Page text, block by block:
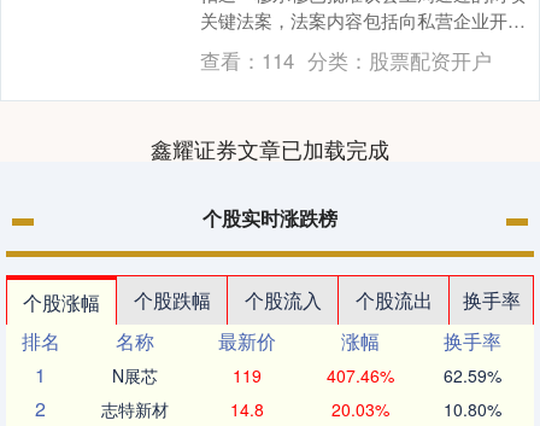
关键法案，法案内容包括向私营企业开放
核电领域兴业策略，以及取消保险业外资
投资上限。 总统....
查看： 114 分类： 股票配资开户
鑫耀证券文章已加载完成
个股实时涨跌榜
个股涨幅 个股跌幅 个股流入 个股流出
换手率
排名
名称 最新价 涨幅
换手率
1
N展芯 119 407.46% 62.59%
2 志特新材 14.8 20.03% 10.80%